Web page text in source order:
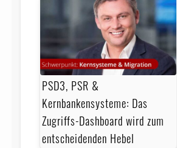
PSD3, PSR &
Kernbankensysteme: Das
Zugriffs-Dashboard wird zum
entscheidenden Hebel